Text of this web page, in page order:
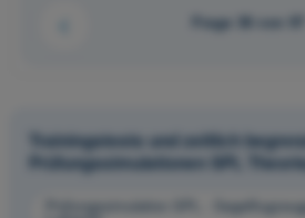
Frage 36 von 97
Trainingstests und zeitlich
Prüfungssimulationen SPL
Prüfungssimulation SPL -